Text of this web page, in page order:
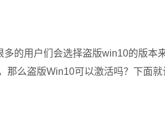
的用户们会选择盗版win10的版本
那么盗版Win10可以激活吗？下面